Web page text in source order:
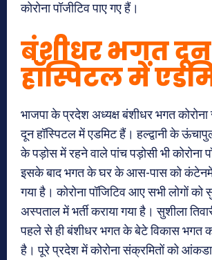
कोरोना पॉजीटिव पाए गए हैं।
बंशीधर भगत दून
हॉस्पिटल में
भाजपा के प्रदेश अध्यक्ष बंशीधर भगत
दून हॉस्पिटल में एडमिट हैं। हल्द्वानी के
के पड़ोस में रहने वाले पांच पड़ोसी भी कोरोना
इसके बाद भगत के घर के आस-पास को
गया है। कोरोना पॉजिटिव आए सभी लोगों को
अस्पताल में भर्ती कराया गया है। सुशीला
पहले से ही बंशीधर भगत के बेटे विकास भगत
है। पूरे प्रदेश में कोरोना संक्रमितों को